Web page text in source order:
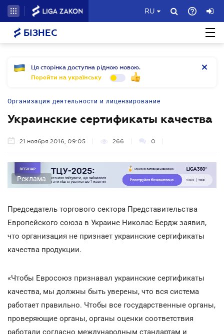
RU
БІЗНЕС
Ця сторінка доступна рідною мовою.
Перейти на українську
Организация деятельности и лицензирование
Украинские сертификаты качества
21 ноября 2016, 09:05 266 0
Реклама
Председатель торгового сектора Представительства
Европейского союза в Украине Николас Бердж заявил,
что организация не признает украинские сертификаты
качества продукции.
«Чтобы Евросоюз признавал украинские сертификаты
качества, мы должны быть уверены, что вся система
работает правильно. Чтобы все государственные органы,
проверяющие органы, органы оценки соответствия
работали согласно международным стандартам и